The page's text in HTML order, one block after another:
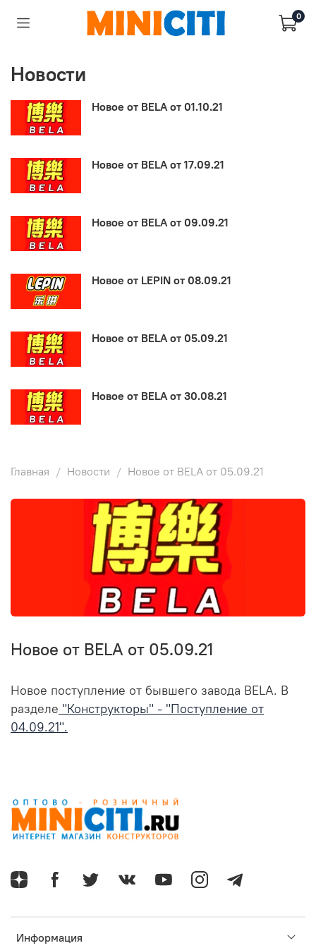
0
Главная Новости Новое от BELA от 05.09.21
Новое от BELA от 05.09.21
Новое поступление от бывшего завода BELA. В
разделе "Конструкторы" - "Поступление от
04.09.21".
Новости
Новое от BELA от 01.10.21
Новое от BELA от 17.09.21
Новое от BELA от 09.09.21
Новое от LEPIN от 08.09.21
Новое от BELA от 05.09.21
Новое от BELA от 30.08.21
Информация